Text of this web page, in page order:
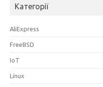
Категорії
AliExpress
FreeBSD
IoT
Linux